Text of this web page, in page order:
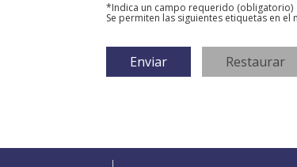
*Indica un campo requerido (obligatorio)
Se permiten las siguientes etiquetas en el